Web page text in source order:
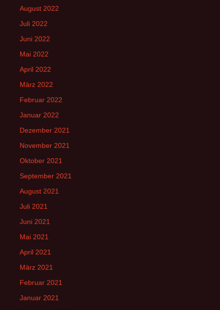
August 2022
Juli 2022
Juni 2022
Mai 2022
April 2022
März 2022
Februar 2022
Januar 2022
Dezember 2021
November 2021
Oktober 2021
September 2021
August 2021
Juli 2021
Juni 2021
Mai 2021
April 2021
März 2021
Februar 2021
Januar 2021